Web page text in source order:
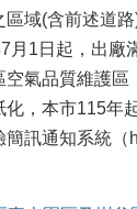
域(含前述道路)
月1日起，出廠
空氣品質維護
化，本市115年
簡訊通知系統（